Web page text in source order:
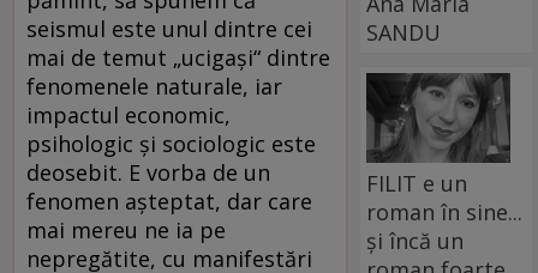
seismul este unul dintre cei
mai de temut „ucigaşi“ dintre
fenomenele naturale, iar
impactul economic,
psihologic şi sociologic este
deosebit. E vorba de un
fenomen aşteptat, dar care
mai mereu ne ia pe
nepregătite, cu manifestări
SANDU
FILIT e un
roman în sine...
și încă un